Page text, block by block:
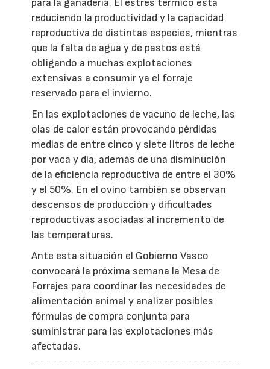
para la ganadería. El estrés térmico está
reduciendo la productividad y la capacidad
reproductiva de distintas especies, mientras
que la falta de agua y de pastos está
obligando a muchas explotaciones
extensivas a consumir ya el forraje
reservado para el invierno.
En las explotaciones de vacuno de leche, las
olas de calor están provocando pérdidas
medias de entre cinco y siete litros de leche
por vaca y día, además de una disminución
de la eficiencia reproductiva de entre el 30%
y el 50%. En el ovino también se observan
descensos de producción y dificultades
reproductivas asociadas al incremento de
las temperaturas.
Ante esta situación el Gobierno Vasco
convocará la próxima semana la Mesa de
Forrajes para coordinar las necesidades de
alimentación animal y analizar posibles
fórmulas de compra conjunta para
suministrar para las explotaciones más
afectadas.